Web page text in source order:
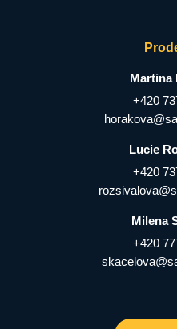
Martina
+420
Lucie
+420
Milena
+420